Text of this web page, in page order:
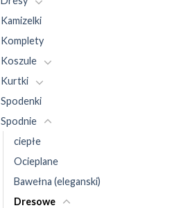
Kamizelki
Komplety
Koszule
Kurtki
Spodenki
Spodnie
ciepłe
Ocieplane
Bawełna (eleganski)
Dresowe